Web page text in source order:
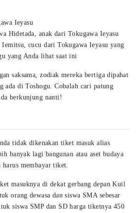
Ieyasu
Hidetada, anak dari Tokugawa Ieyasu
cucu dari Tokugawa Ieyasu yang
yang Anda lihat saat ini
saksama, zodiak mereka bertiga dipahat
ada di Toshogu. Cobalah cari patung
berkunjung nanti!
tidak dikenakan tiket masuk alias
banyak lagi bangunan atau aset budaya
membayar tiket.
masuknya di dekat gerbang depan Kuil
orang dewasa dan siswa SMA sebesar
siswa SMP dan SD harga tiketnya 450